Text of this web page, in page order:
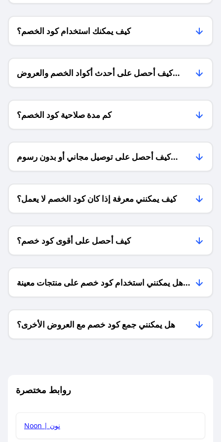
كيف يمكنك استخدام كود الخصم؟
كيف أحصل على أحدث أكواد الخصم والعروض
للمتاجر؟
كم مدة صلاحية كود الخصم؟
كيف أحصل على توصيل مجاني أو بدون رسوم
الشحن ؟
كيف يمكنني معرفة إذا كان كود الخصم لا يعمل؟
كيف أحصل على أقوى كود خصم؟
هل يمكنني استخدام كود خصم على منتجات معينة
فقط؟
هل يمكنني جمع كود خصم مع العروض الأخرى؟
روابط مختصرة
Noon | نون